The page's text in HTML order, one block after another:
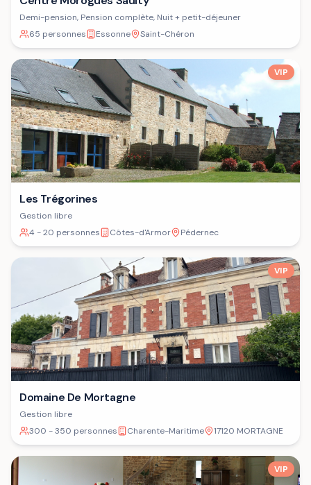
Demi-pension, Pension complète, Nuit + petit-déjeuner
65 personnes
Essonne Saint-Chéron
VIP
Les Trégorines
Gestion libre
4 - 20 personnes
Côtes-d'Armor Pédernec
VIP
Domaine De Mortagne
Gestion libre
300 - 350 personnes
Charente-Maritime 17120 MORTAGNE
VIP